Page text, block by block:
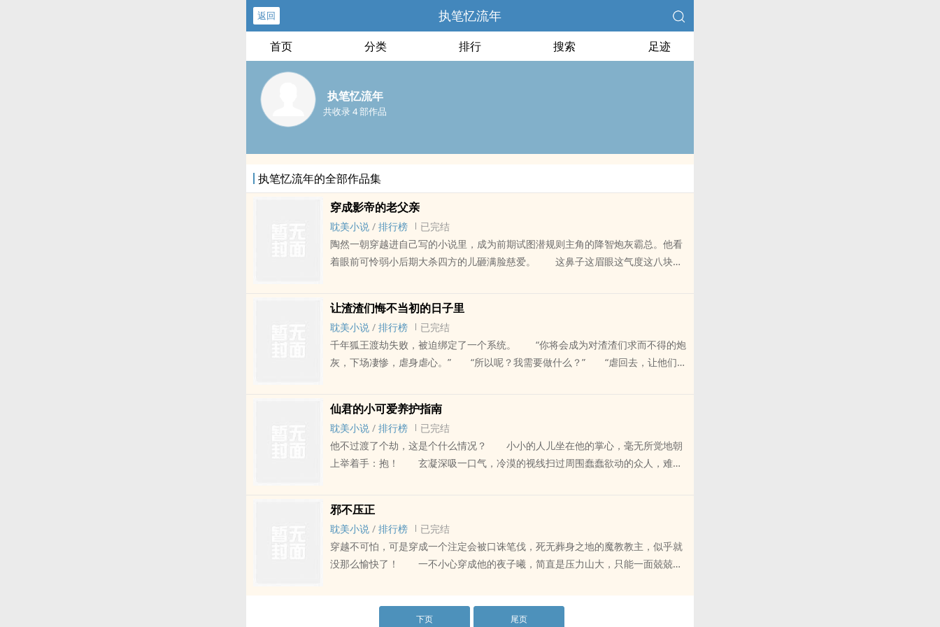
返回 执笔忆流年
首页 分类 排行 搜索 足迹
执笔忆流年
共收录 4 部作品
执笔忆流年的全部作品集
穿成影帝的老父亲
耽美小说 / 排行榜
已完结
陶然一朝穿越进自己写的小说里，成为前期试图潜规则主角的降智炮灰霸总。他看
着眼前可怜弱小后期大杀四方的儿砸满脸慈爱。 这鼻子这眉眼这气度这八块腹
的情趣？ 所有人都以为陶然想潜晏池，连晏池自己都这么以为。可他一直等啊
等，等到他大红大紫，都成为国际巨星了，却连金主的床单都没摸到！ 晏池：
你到底为什么对我这么好？ 陶然满脸慈爱：儿砸，不用不好意思，爸爸相信
你，其实哪怕没有我，你也会很牛逼的，爸爸看好你哦！ 晏池：？？？我他妈
领带，对上那张懵逼的脸冷笑道：来，好叫你知道知道，谁才是爸爸！ 脑补恋
爱苦逼影帝攻*操碎心的老父亲沙雕霸总受 1、推荐基友主攻文：《快穿之登高
临下》BY甲子亥 2、双洁，无原型，勿带入 内容标签：娱乐圈 甜文 穿书
爽文 各位书友要是觉得《穿成影帝的老父亲》还不错的话请不要忘记向您QQ群和
微博里的朋友推荐哦！
让渣渣们悔不当初的日子里
耽美小说 / 排行榜
已完结
千年狐王渡劫失败，被迫绑定了一个系统。 “你将会成为对渣渣们求而不得的炮
灰，下场凄惨，虐身虐心。” “所以呢？我需要做什么？” “虐回去，让他们纠
算个什么东西?不过是无聊时打发时间的玩意儿，也配提什么真心？ 渣渣2：你
不过是他的替身，现在他回来了，识相的就自己滚出去！ 渣渣3：有几个臭钱
就了不起了吗？还包养，敢作践我，让你一无所有！ 穿越之后，渣渣们痛哭流
涕：对不起！我爱的是你，我真的不能没有你，求你回来吧！ 某人笑得纯良且
来收拾，别碰脏东西。 不爱我是吧？替身是吧？绿我是吧？ 没关系，你的
原谅帽已经送达，请戴稳哦么么哒！还有你的原谅色套餐，祝食用愉快哦~ 暗
恋成狂闷骚精分蛇精病攻*怼天怼地武力值爆表狐狸精受 内容标签： 强强 穿越
时空 快穿 爽文 各位书友要是觉得《让渣渣们悔不当初的日子里》还不错的话请不
要忘记向您QQ群和微博里的朋友推荐哦！
仙君的小可爱养护指南
耽美小说 / 排行榜
已完结
他不过渡了个劫，这是个什么情况？ 小小的人儿坐在他的掌心，毫无所觉地朝
上举着手：抱！ 玄凝深吸一口气，冷漠的视线扫过周围蠢蠢欲动的众人，难得
是人！ 叮——你的小可爱已上线，请查收！ 小可爱养护指南：可以埋在土
里，捧在手心，含在嘴里…… 咦？好像有什么不对…… 唔……好像也没什么
不对…… 朋友，听说过吸人参吗? 吸一口美容养颜，吸一口延年益寿，吸一
口百毒不侵，吸一口提神醒脑，吸一口…… 玄凝拔剑出鞘:尔敢！ 高冷强大
是觉得《仙君的小可爱养护指南》还不错的话请不要忘记向您QQ群和微博里的朋
邪不压正
耽美小说 / 排行榜
已完结
穿越不可怕，可是穿成一个注定会被口诛笔伐，死无葬身之地的魔教教主，似乎就
没那么愉快了！ 一不小心穿成他的夜子曦，简直是压力山大，只能一面兢兢业
咳……确实挺可怜的，勉强留着当个仆从吧…… 于是多年以后，当他被自己亲手
下页 尾页